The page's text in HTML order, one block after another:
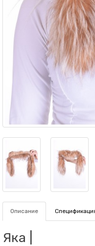
Описание
Яка |